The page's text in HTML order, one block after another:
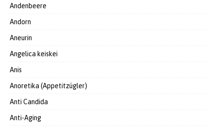
Andenbeere
Andorn
Aneurin
Angelica keiskei
Anis
Anoretika (Appetitzügler)
Anti Candida
Anti-Aging